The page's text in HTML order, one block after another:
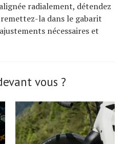
radialement, détendez
la dans le gabarit
nécessaires et
vous ?